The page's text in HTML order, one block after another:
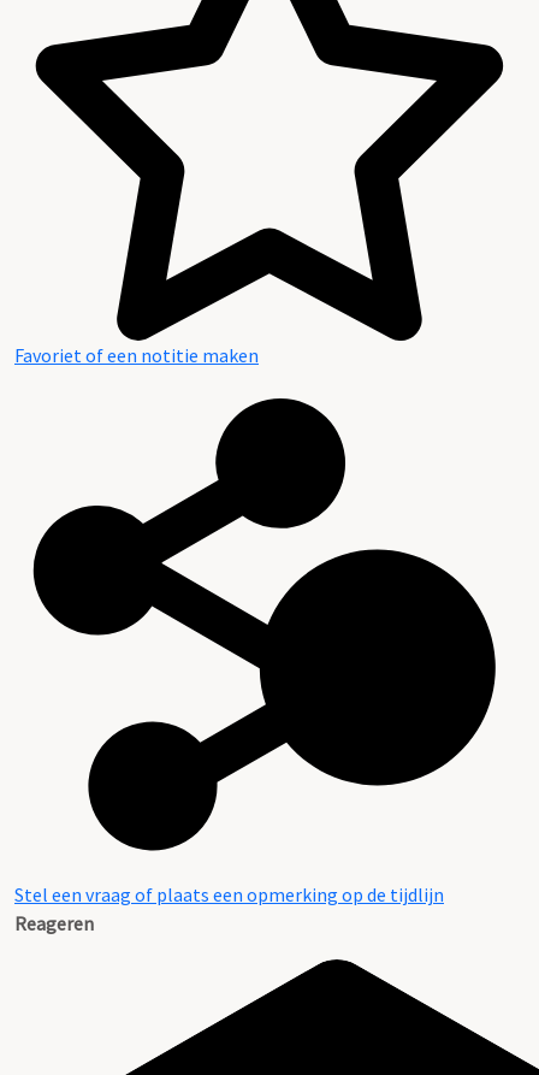
Favoriet of een notitie maken
Stel een vraag of plaats een opmerking op de tijdlijn
Reageren